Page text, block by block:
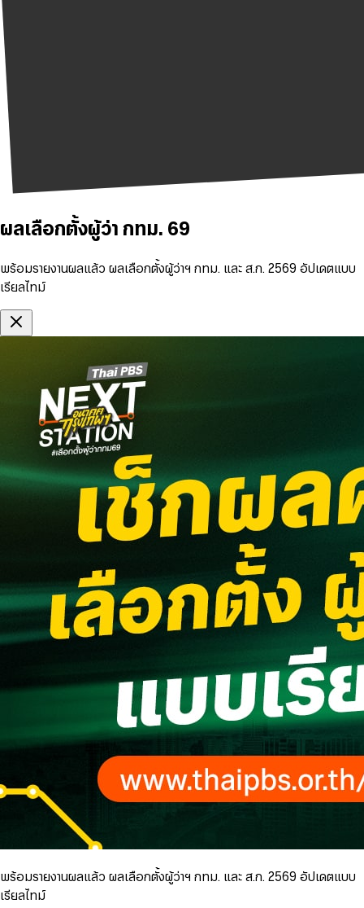
ผลเลือกตั้งผู้ว่า กทม. 69
พร้อมรายงานผลแล้ว ผลเลือกตั้งผู้ว่าฯ กทม. และ ส.ก. 2569 อัปเดตแบบ
เรียลไทม์
พร้อมรายงานผลแล้ว ผลเลือกตั้งผู้ว่าฯ กทม. และ ส.ก. 2569 อัปเดตแบบ
เรียลไทม์